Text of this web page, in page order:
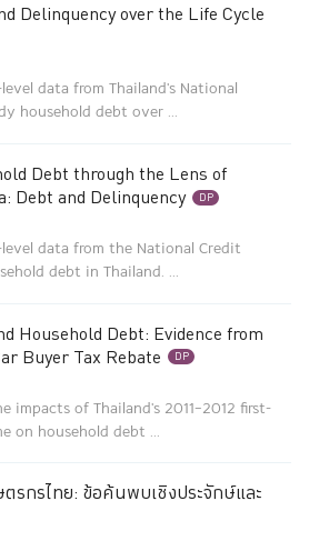
Delinquency over the Life Cycle
data from Thailand's National
household debt over ...
Debt through the Lens of
Debt and Delinquency
DP
data from the National Credit
debt in Thailand. ...
Household Debt: Evidence from
Buyer Tax Rebate
DP
impacts of Thailand's 2011–2012 first-
on household debt ...
รกรไทย: ข้อค้นพบเชิงประจักษ์และ